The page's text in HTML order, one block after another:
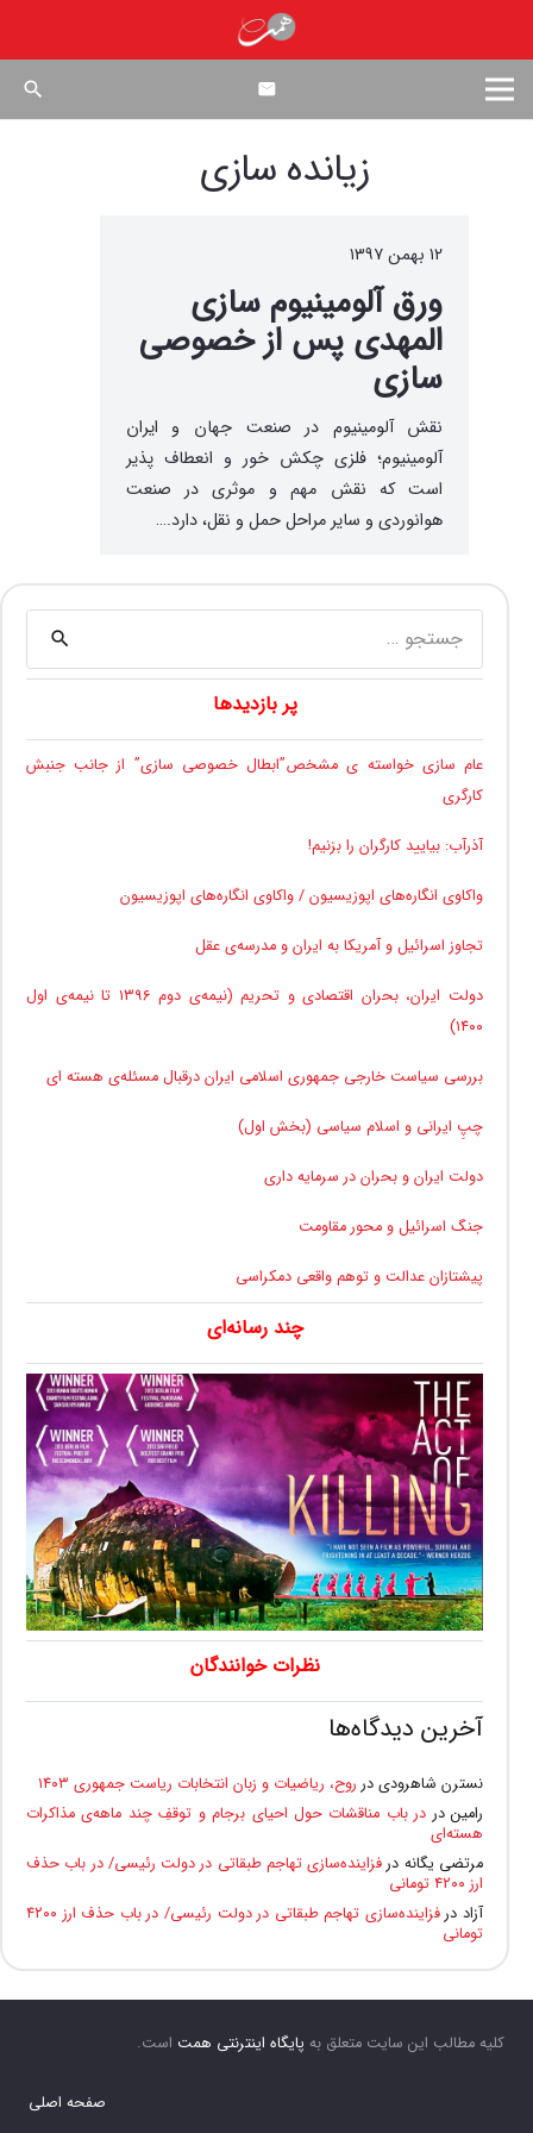
search
زیانده سازی
۱۲ بهمن ۱۳۹۷
ورق آلومینیوم سازی
المهدی پس از خصوصی
سازی
نقش آلومینیوم در صنعت جهان و ایران
آلومینیوم؛ فلزی چکش خور و انعطاف پذیر
است که نقش مهم و موثری در صنعت
هوانوردی و سایر مراحل حمل و نقل، دارد.…
برای:
پر بازدیدها
عام سازی خواسته ی مشخص”ابطال خصوصی سازی” از جانب جنبش
کارگری
آذرآب: بیایید کارگران را بزنیم!
واکاوی انگاره‌های اپوزیسیون / واکاوی انگاره‌های اپوزیسیون
تجاوز اسرائیل و آمریکا به ایران و مدرسه‌ی عقل
دولت ایران، بحران اقتصادی و تحریم (نیمه‌ی دوم ۱۳۹۶ تا نیمه‌ی اول
۱۴۰۰)
بررسی سیاست خارجی جمهوری اسلامی ایران درقبال مسئله‌ی هسته ای
چپِ ایرانی و اسلام سیاسی (بخش اول)
دولت ایران و بحران در سرمایه داری
جنگ اسرائیل و محور مقاومت
پیشتازان عدالت و توهم واقعی دمکراسی
چند رسانه‌ای
نظرات خوانندگان
آخرین دیدگاه‌ها
نسترن شاهرودی در روح، ریاضیات و زبان انتخابات ریاست جمهوری ۱۴۰۳
رامیندر در باب مناقشات حول احیای برجام و توقفِ چند ماهه‌ی مذاکرات
هسته‌ای
مرتضی یگانه درفزاینده‌سازی تهاجم طبقاتی در دولت رئیسی/ در باب حذف
ارز ۴۲۰۰ تومانی
آزاددر
فزاینده‌سازی تهاجم طبقاتی در دولت رئیسی/ در باب حذف ارز ۴۲۰۰
تومانی
کلیه مطالب این سایت متعلق به پایگاه اینترنتی همت است.
صفحه اصلی